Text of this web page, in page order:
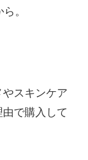
ら。
スキンケア
で購入して